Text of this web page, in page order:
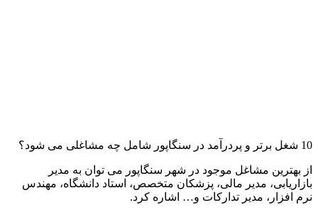
10 شغل برتر و پردرآمد در سنگاپور شامل چه مشاغلی می شود؟
از بهترین مشاغل موجود در شهر سنگاپور می توان به مدیر
بازاریابی، مدیر مالی، پزشکان متخصص، استاد دانشگاه، مهندس
نرم افزار، مدیر تدارکات و… اشاره کرد.